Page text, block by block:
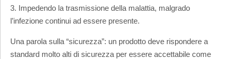
3. Impedendo la trasmissione della malattia, malgrado
l’infezione continui ad essere presente.
Una parola sulla “sicurezza”: un prodotto deve rispondere a
standard molto alti di sicurezza per essere accettabile come